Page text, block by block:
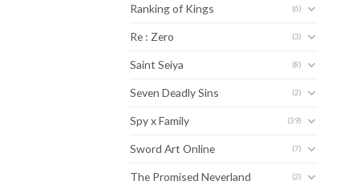
Ranking of Kings (6)
Re : Zero (3)
Saint Seiya (8)
Seven Deadly Sins (2)
Spy x Family (39)
Sword Art Online (7)
The Promised Neverland (2)